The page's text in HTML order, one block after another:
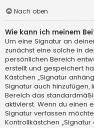
Nach oben
Wie kann ich meinem
Um eine Signatur an
zunächst eine solche in
persönlichen Bereich
erstellt und gespeichert
Kästchen „Signatur
Signatur auch
Bereich das
aktivierst. Wenn du einen
Signatur verfassen
Kontrollkästchen